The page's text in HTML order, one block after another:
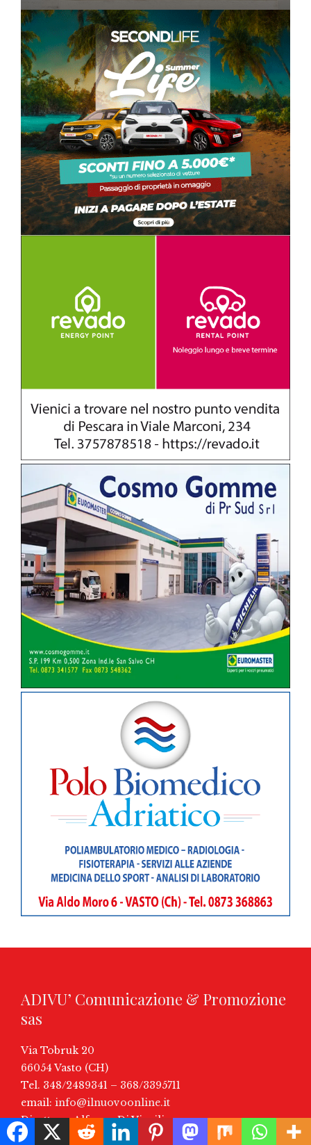
ADIVU’ Comunicazione & Promozione
sas
Via Tobruk 20
66054 Vasto (CH)
Tel. 348/2489341 – 368/3395711
email: info@ilnuovoonline.it
Direttore: Alfonso Di Virgilio
P.IVA: 02241550694